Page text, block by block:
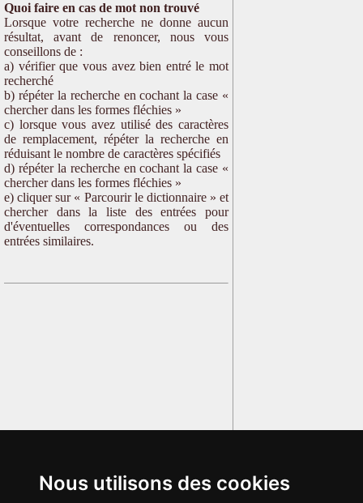
Nous utilisons des cookies
Quoi faire en cas de mot non trouvé
Lorsque votre recherche ne donne aucun
résultat, avant de renoncer, nous vous
conseillons de :
a) vérifier que vous avez bien entré le mot
recherché
b) répéter la recherche en cochant la case «
chercher dans les formes fléchies »
c) lorsque vous avez utilisé des caractères
de remplacement, répéter la recherche en
réduisant le nombre de caractères spécifiés
d) répéter la recherche en cochant la case «
chercher dans les formes fléchies »
e) cliquer sur « Parcourir le dictionnaire » et
chercher dans la liste des entrées pour
d'éventuelles correspondances ou des
entrées similaires.